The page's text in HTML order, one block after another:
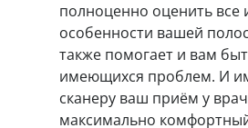
полноценно оценить все
особенности вашей
также помогает и вам
имеющихся проблем. И
сканеру ваш приём у
максимально